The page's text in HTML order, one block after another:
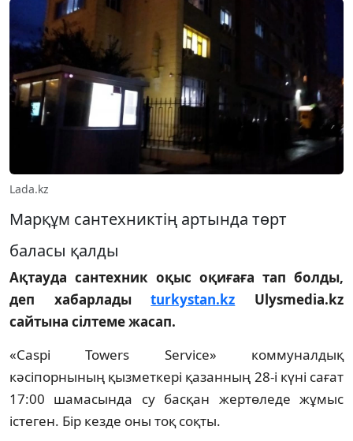
Lada.kz
Марқұм сантехниктің артында төрт
баласы қалды
Ақтауда сантехник оқыс оқиғаға тап болды,
деп хабарладыturkystan.kz Ulysmedia.kz
сайтына сілтеме жасап.
«Caspi Towers Service» коммуналдық
кәсіпорнының қызметкері қазанның 28-і күні сағат
17:00 шамасында су басқан жертөледе жұмыс
істеген. Бір кезде оны тоқ соқты.